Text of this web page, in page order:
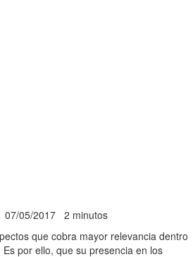
07/05/2017 2 minutos
que cobra mayor relevancia dentro
por ello, que su presencia en los